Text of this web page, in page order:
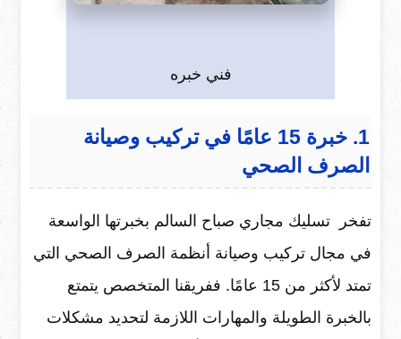
فني خبره
1. خبرة 15 عامًا في تركيب وصيانة
الصرف الصحي
تفخر تسليك مجاري صباح السالم بخبرتها الواسعة
في مجال تركيب وصيانة أنظمة الصرف الصحي التي
تمتد لأكثر من 15 عامًا. ففريقنا المتخصص يتمتع
بالخبرة الطويلة والمهارات اللازمة لتحديد مشكلات